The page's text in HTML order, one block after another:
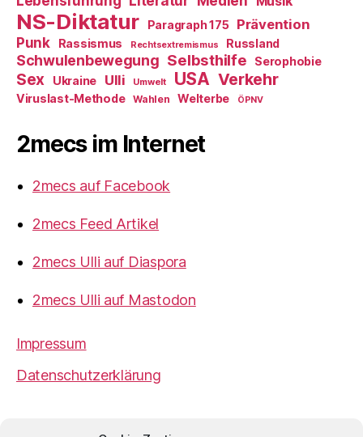
NS-Diktatur Paragraph 175
Prävention
Punk
Rassismus Rechtsextremismus Russland
Schwulenbewegung Selbsthilfe Serophobie
Sex Ukraine Ulli Umwelt USA Verkehr
Viruslast-Methode Wahlen Welterbe ÖPNV
2mecs im Internet
2mecs auf Facebook
2mecs Feed Artikel
2mecs Ulli auf Diaspora
2mecs Ulli auf Mastodon
Impressum
Datenschutzerklärung
Ulrich Würdemann